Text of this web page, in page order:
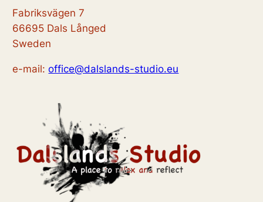
Fabriksvägen 7
66695 Dals Långed
Sweden
e-mail:office@dalslands-studio.eu